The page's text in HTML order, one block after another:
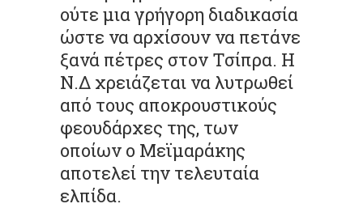
ούτε μια γρήγορη διαδικασία
ώστε να αρχίσουν να πετάνε
ξανά πέτρες στον Τσίπρα. Η
Ν.Δ χρειάζεται να λυτρωθεί
από τους αποκρουστικούς
φεουδάρχες της, των
οποίων ο Μεϊμαράκης
αποτελεί την τελευταία
ελπίδα.